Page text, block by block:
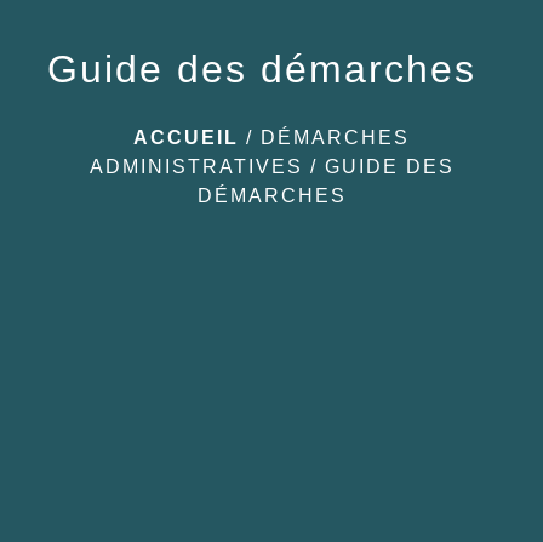
Guide des démarches
ACCUEIL / DÉMARCHES
ADMINISTRATIVES / GUIDE DES
DÉMARCHES